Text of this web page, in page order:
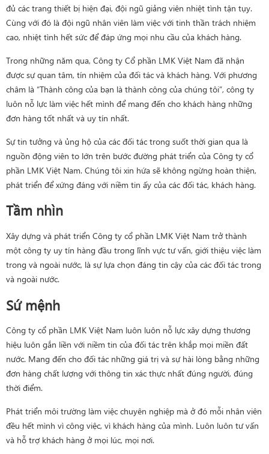
đủ các trang thiết bị hiện đại, đội ngũ giảng viên nhiệt tình tận tụy.
Cùng với đó là đội ngũ nhân viên làm việc với tinh thần trách nhiệm
cao, nhiệt tình hết sức để đáp ứng mọi nhu cầu của khách hàng.
Trong những năm qua, Công ty Cổ phần LMK Việt Nam đã nhận
được sự quan tâm, tín nhiệm của đối tác và khách hàng. Với phương
châm là “Thành công của bạn là thành công của chúng tôi”, công ty
luôn nỗ lực làm việc hết mình để mang đến cho khách hàng những
đơn hàng tốt nhất và uy tín nhất.
Sự tin tưởng và ủng hộ của các đối tác trong suốt thời gian qua là
nguồn động viên to lớn trên bước đường phát triển của Công ty cổ
phần LMK Việt Nam. Chúng tôi xin hứa sẽ không ngừng hoàn thiện,
phát triển để xứng đáng với niềm tin ấy của các đối tác, khách hàng.
Tầm nhìn
Xây dựng và phát triển Công ty cổ phần LMK Việt Nam trở thành
một công ty uy tín hàng đầu trong lĩnh vực tư vấn, giới thiệu việc làm
trong và ngoài nước, là sự lựa chọn đáng tin cậy của các đối tác trong
và ngoài nước.
Sứ mệnh
Công ty cổ phần LMK Việt Nam luôn luôn nỗ lực xây dựng thương
hiệu luôn gắn liền với niềm tin của đối tác trên khắp mọi miền đất
nước. Mang đến cho đối tác những giá trị và sự hài lòng bằng những
đơn hàng chất lượng với thông tin xác thực nhất đúng người, đúng
thời điểm.
Phát triển môi trường làm việc chuyên nghiệp mà ở đó mỗi nhân viên
đều hết mình vì công việc, vì khách hàng của mình. Luôn luôn tư vấn
và hỗ trợ khách hàng ở mọi lúc, mọi nơi.